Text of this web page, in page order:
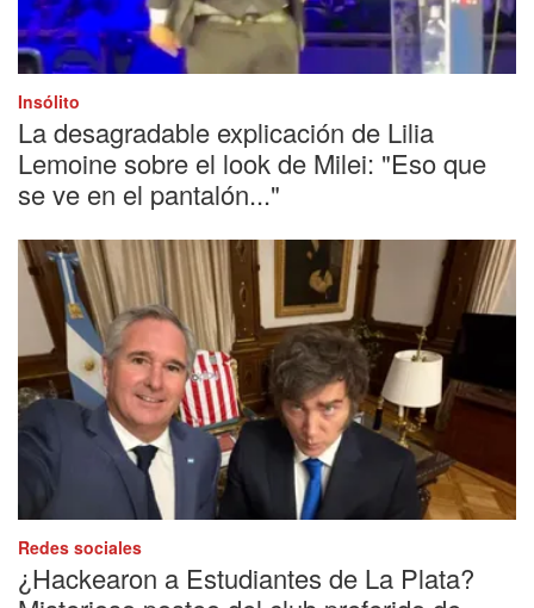
Insólito
La desagradable explicación de Lilia
Lemoine sobre el look de Milei: "Eso que
se ve en el pantalón..."
Redes sociales
¿Hackearon a Estudiantes de La Plata?